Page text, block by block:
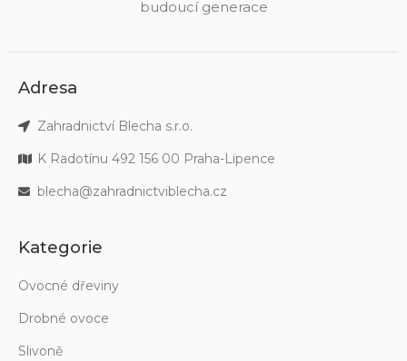
budoucí generace
Adresa
Zahradnictví Blecha s.r.o.
K Radotínu 492 156 00 Praha-Lipence
blecha@zahradnictviblecha.cz
Kategorie
Ovocné dřeviny
Drobné ovoce
Slivoně